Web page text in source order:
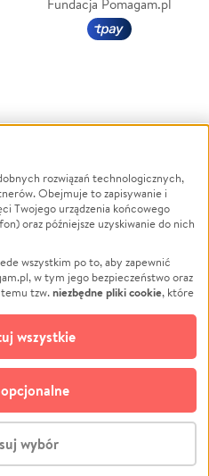
- za darmo
Fundacja Pomagam.pl
Powódź
Wichura
NGO
Edukacja
Podróż
Impreza
Ochrona środowiska
Biznes
SP. Z O.O.
rozwiązań technologicznych,
Obejmuje to zapisywanie i
Twojego urządzenia końcowego
oraz późniejsze uzyskiwanie do nich
wszystkim po to, aby zapewnić
w tym jego bezpieczeństwo oraz
tzw.niezbędne pliki cookie, które
plików cookie
Możesz wyrazić
W dowolnym momencie masz
stronie „Zarządzaj zgodami cookie”,
Pomagam.pl. Opcjonalne pliki
celach:
nim możemy zrozumieć, jak
serwisu – skąd trafiają do serwisu, jak
wybór
wszystkie